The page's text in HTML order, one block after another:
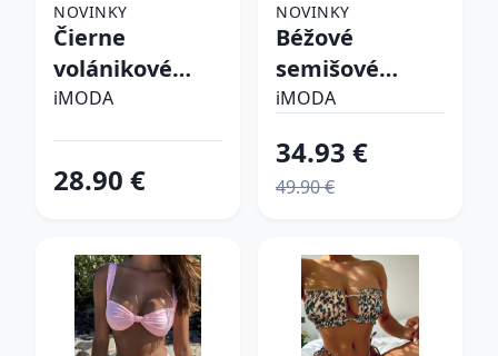
NOVINKY
Čierne
volánikové
šaty
iMODA
28.90 €
NOVINKY
Béžové
semišové
kotníkové
iMODA
34.93 €
49.90 €